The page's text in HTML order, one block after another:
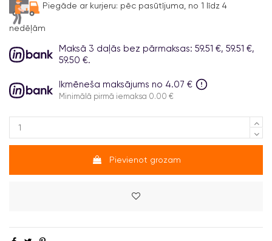
Piegāde ar kurjeru: pēc pasūtījuma, no 1 līdz 4
nedēļām
Maksā 3 daļās bez pārmaksas: 59.51 €, 59.51 €,
59.50 €.
Ikmēneša maksājums no 4.07 €
Minimālā pirmā iemaksa 0.00 €
Pievienot grozam